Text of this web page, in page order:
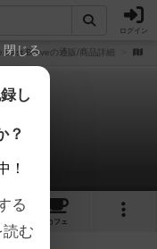
ログイン
Last Braveの通販/商品詳細
イブ
カフェ
閉じる
し
？
！
る
む